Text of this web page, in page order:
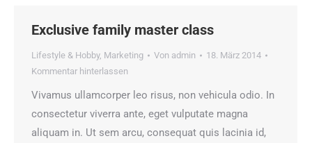
Exclusive family master class
Lifestyle & Hobby, Marketing Von admin
18. März 2014
Kommentar hinterlassen
Vivamus ullamcorper leo risus, non vehicula odio. In
consectetur viverra ante, eget vulputate magna
aliquam in. Ut sem arcu, consequat quis lacinia id,